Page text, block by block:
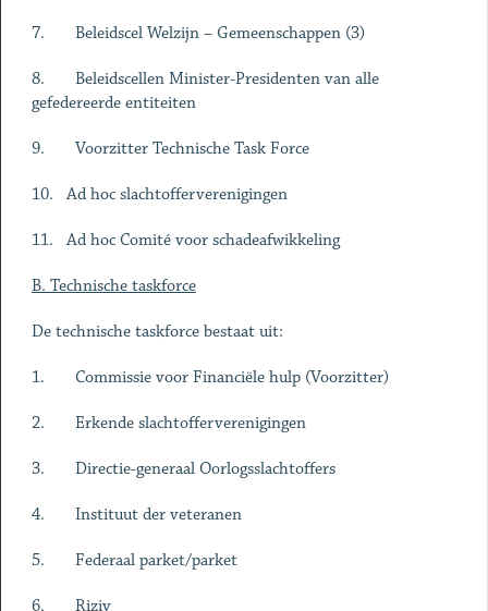
7. Beleidscel Welzijn – Gemeenschappen (3)
8. Beleidscellen Minister-Presidenten van alle
gefedereerde entiteiten
9. Voorzitter Technische Task Force
10. Ad hoc slachtofferverenigingen
11. Ad hoc Comité voor schadeafwikkeling
B. Technische taskforce
De technische taskforce bestaat uit:
1. Commissie voor Financiële hulp (Voorzitter)
2. Erkende slachtofferverenigingen
3. Directie-generaal Oorlogsslachtoffers
4. Instituut der veteranen
5. Federaal parket/parket
6. Riziv